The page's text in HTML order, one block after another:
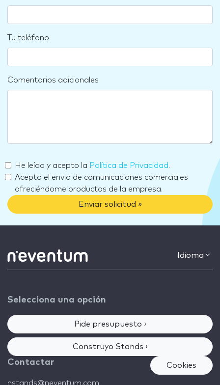
Tu teléfono
Comentarios adicionales
He leído y acepto la Política de Privacidad.
Acepto el envio de comunicaciones comerciales
ofreciéndome productos de la empresa.
Enviar solicitud »
Idioma
Selecciona una opción
Pide presupuesto ›
Construyo Stands ›
Contactar
nstands@neventum.com
Cookies